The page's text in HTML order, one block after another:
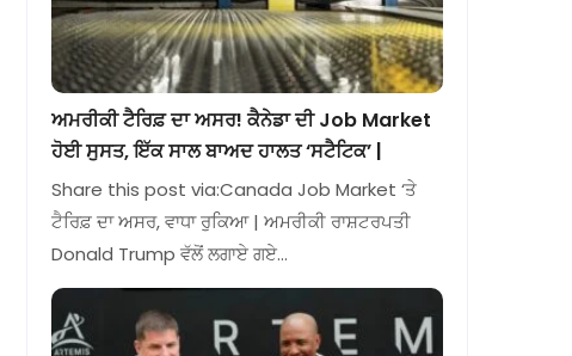
ਅਮਰੀਕੀ ਟੈਰਿਫ਼ ਦਾ ਅਸਰ! ਕੈਨੇਡਾ ਦੀ Job Market
ਹੋਈ ਸੁਸਤ, ਇੱਕ ਸਾਲ ਬਾਅਦ ਹਾਲਤ ‘ਸਟੈਟਿਕ’ |
Share this post via:Canada Job Market ‘ਤੇ
ਟੈਰਿਫ਼ ਦਾ ਅਸਰ, ਵਾਧਾ ਰੁਕਿਆ | ਅਮਰੀਕੀ ਰਾਸ਼ਟਰਪਤੀ
Donald Trump ਵੱਲੋਂ ਲਗਾਏ ਗਏ…